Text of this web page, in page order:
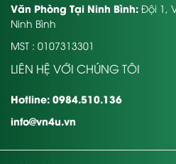
Văn Phòng Tại Ninh Bình: Đội 1,
Ninh Bình
MST : 0107313301
LIÊN HỆ VỚI CHÚNG TÔI
Hotline: 0984.510.136
info@vn4u.vn